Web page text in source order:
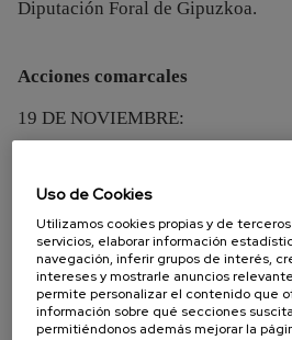
Diputación Foral de Gipuzkoa.
Acciones comarcales
19 DE NOVIEMBRE:
22 DE NOVIEMBRE:
TRINTXERPE (18.00h,
TOLOSA (18.30h, Tinglado)
ZARAUTZ (18.00h, sala de
Uso de Cookies
Utilizamos cookies propias y de
servicios, elaborar información
navegación, inferir grupos de interés,
intereses y mostrarle anuncios
permite personalizar el contenido que
información sobre qué secciones
permitiéndonos además mejorar la